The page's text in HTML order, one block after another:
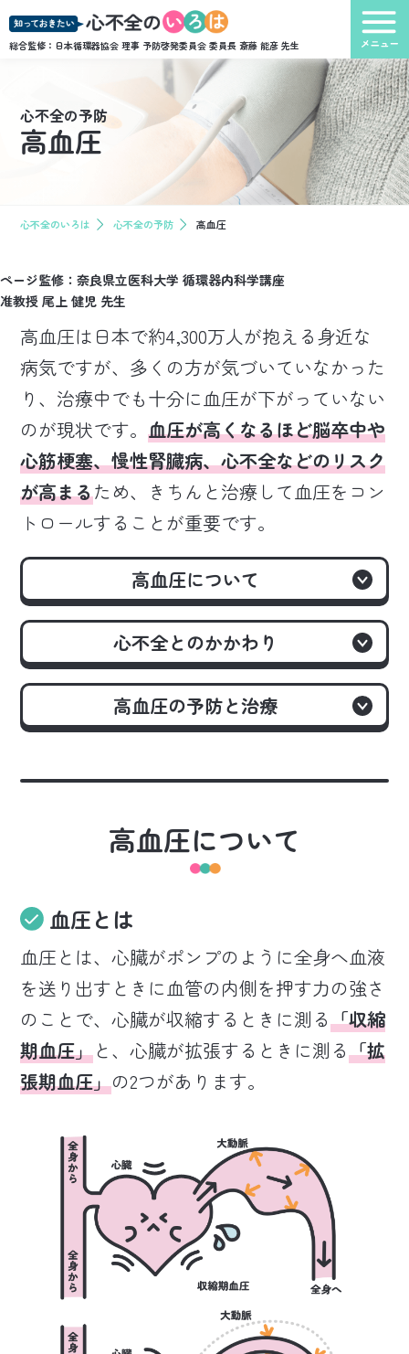
総合監修：日本循環器協会 理事 予防啓発委員会 委員長 斎藤 能彦 先生
心不全の予防
高血圧
心不全のいろは 心不全の予防 高血圧
ページ監修：奈良県立医科大学 循環器内科学講座
准教授 尾上 健児 先生
高血圧は日本で約4,300万人が抱える身近な
病気ですが、多くの方が気づいていなかった
り、治療中でも十分に血圧が下がっていない
のが現状です。血圧が高くなるほど脳卒中や
心筋梗塞、慢性腎臓病、心不全などのリスク
が高まるため、きちんと治療して血圧をコン
トロールすることが重要です。
高血圧について
心不全とのかかわり
高血圧の予防と治療
高血圧について
血圧とは
血圧とは、心臓がポンプのように全身へ血液
を送り出すときに血管の内側を押す力の強さ
のことで、心臓が収縮するときに測る「収縮
期血圧」と、心臓が拡張するときに測る「拡
張期血圧」の2つがあります。